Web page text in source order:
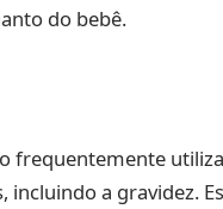
do bebê.
frequentemente
incluindo a gravidez.